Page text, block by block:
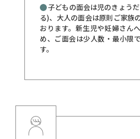
子どもの面会は児のきょう
る)、大人の面会は原則ご家族
おります。新生児や妊婦さん
め、ご面会は少人数・最小限
す。